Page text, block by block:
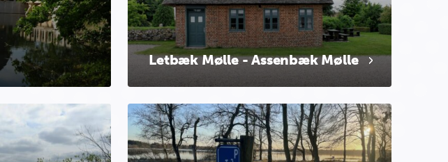
Letbæk Mølle - Assenbæk Mølle